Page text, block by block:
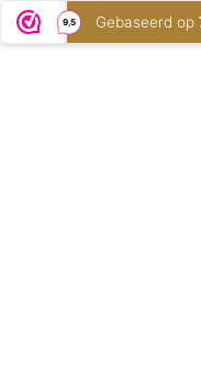
9,5 Gebaseerd op